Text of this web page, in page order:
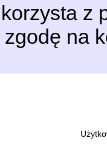
z
na